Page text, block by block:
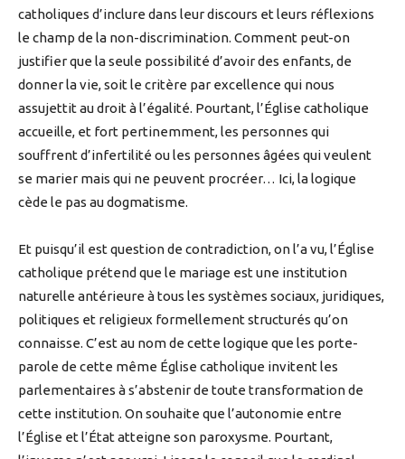
catholiques d’inclure dans leur discours et leurs réflexions
le champ de la non-discrimination. Comment peut-on
justifier que la seule possibilité d’avoir des enfants, de
donner la vie, soit le critère par excellence qui nous
assujettit au droit à l’égalité. Pourtant, l’Église catholique
accueille, et fort pertinemment, les personnes qui
souffrent d’infertilité ou les personnes âgées qui veulent
se marier mais qui ne peuvent procréer… Ici, la logique
cède le pas au dogmatisme.
Et puisqu’il est question de contradiction, on l’a vu, l’Église
catholique prétend que le mariage est une institution
naturelle antérieure à tous les systèmes sociaux, juridiques,
politiques et religieux formellement structurés qu’on
connaisse. C’est au nom de cette logique que les porte-
parole de cette même Église catholique invitent les
parlementaires à s’abstenir de toute transformation de
cette institution. On souhaite que l’autonomie entre
l’Église et l’État atteigne son paroxysme. Pourtant,